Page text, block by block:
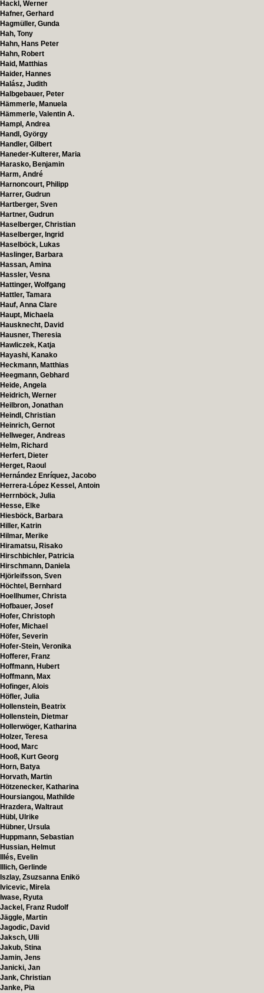
Hackl, Werner
Hafner, Gerhard
Hagmüller, Gunda
Hah, Tony
Hahn, Hans Peter
Hahn, Robert
Haid, Matthias
Haider, Hannes
Halász, Judith
Halbgebauer, Peter
Hämmerle, Manuela
Hämmerle, Valentin A.
Hampl, Andrea
Handl, György
Handler, Gilbert
Haneder-Kulterer, Maria
Harasko, Benjamin
Harm, André
Harnoncourt, Philipp
Harrer, Gudrun
Hartberger, Sven
Hartner, Gudrun
Haselberger, Christian
Haselberger, Ingrid
Haselböck, Lukas
Haslinger, Barbara
Hassan, Amina
Hassler, Vesna
Hattinger, Wolfgang
Hattler, Tamara
Hauf, Anna Clare
Haupt, Michaela
Hausknecht, David
Hausner, Theresia
Hawliczek, Katja
Hayashi, Kanako
Heckmann, Matthias
Heegmann, Gebhard
Heide, Angela
Heidrich, Werner
Heilbron, Jonathan
Heindl, Christian
Heinrich, Gernot
Hellweger, Andreas
Helm, Richard
Herfert, Dieter
Herget, Raoul
Hernández Enríquez, Jacobo
Herrera-López Kessel, Antoin
Herrnböck, Julia
Hesse, Elke
Hiesböck, Barbara
Hiller, Katrin
Hilmar, Merike
Hiramatsu, Risako
Hirschbichler, Patricia
Hirschmann, Daniela
Hjörleifsson, Sven
Höchtel, Bernhard
Hoellhumer, Christa
Hofbauer, Josef
Hofer, Christoph
Hofer, Michael
Höfer, Severin
Hofer-Stein, Veronika
Hofferer, Franz
Hoffmann, Hubert
Hoffmann, Max
Hofinger, Alois
Höfler, Julia
Hollenstein, Beatrix
Hollenstein, Dietmar
Hollerwöger, Katharina
Holzer, Teresa
Hood, Marc
Hooß, Kurt Georg
Horn, Batya
Horvath, Martin
Hötzenecker, Katharina
Hoursiangou, Mathilde
Hrazdera, Waltraut
Hübl, Ulrike
Hübner, Ursula
Huppmann, Sebastian
Hussian, Helmut
Illés, Evelin
Illich, Gerlinde
Iszlay, Zsuzsanna Enikö
Ivicevic, Mirela
Iwase, Ryuta
Jackel, Franz Rudolf
Jäggle, Martin
Jagodic, David
Jaksch, Ulli
Jakub, Stina
Jamin, Jens
Janicki, Jan
Jank, Christian
Janke, Pia